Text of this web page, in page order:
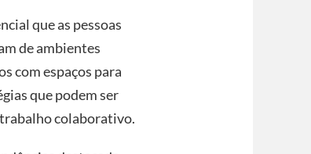
que as pessoas
de ambientes
com espaços para
que podem ser
colaborativo.